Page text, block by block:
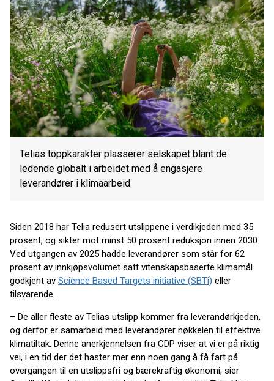
Telias toppkarakter plasserer selskapet blant de
ledende globalt i arbeidet med å engasjere
leverandører i klimaarbeid.
Siden 2018 har Telia redusert utslippene i verdikjeden med 35
prosent, og sikter mot minst 50 prosent reduksjon innen 2030.
Ved utgangen av 2025 hadde leverandører som står for 62
prosent av innkjøpsvolumet satt vitenskapsbaserte klimamål
godkjent av Science Based Targets initiative (SBTi) eller
tilsvarende.
– De aller fleste av Telias utslipp kommer fra leverandørkjeden,
og derfor er samarbeid med leverandører nøkkelen til effektive
klimatiltak. Denne anerkjennelsen fra CDP viser at vi er på riktig
vei, i en tid der det haster mer enn noen gang å få fart på
overgangen til en utslippsfri og bærekraftig økonomi, sier